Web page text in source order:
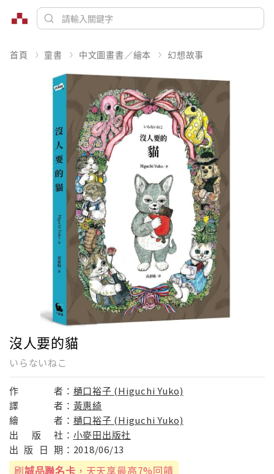
首頁 童書 中文圖畫書／繪本 幻想故事
沒人要的貓
いらないねこ
作 者： 樋口裕子 (Higuchi Yuko)
譯
者： 黃惠綺
繪
者： 樋口裕子 (Higuchi Yuko)
出
版 社： 小麥田出版社
出 版 日 期： 2018/06/13
刷誠品聯名卡 ，天天享最高7%回饋